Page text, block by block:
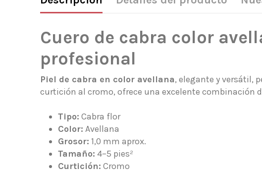
Cuero de cabra color
profesional
Piel de cabra en color avellana, elegante y versátil,
curtición al cromo, ofrece una excelente combinación
Tipo: Cabra flor
Color: Avellana
Grosor: 1,0 mm aprox.
Tamaño: 4–5 pies²
Curtición: Cromo